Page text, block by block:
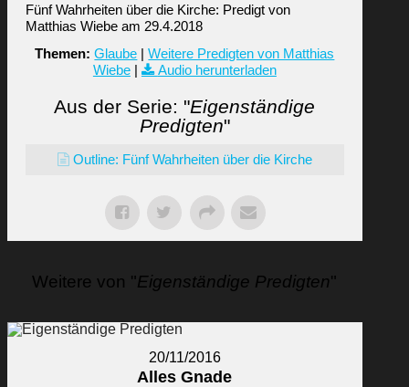
Fünf Wahrheiten über die Kirche: Predigt von
Matthias Wiebe am 29.4.2018
Themen: Glaube |Weitere Predigten von Matthias
Wiebe| Audio herunterladen
Aus der Serie: "Eigenständige
Predigten"
Outline: Fünf Wahrheiten über die Kirche
Weitere von "Eigenständige Predigten"
20/11/2016
Alles Gnade